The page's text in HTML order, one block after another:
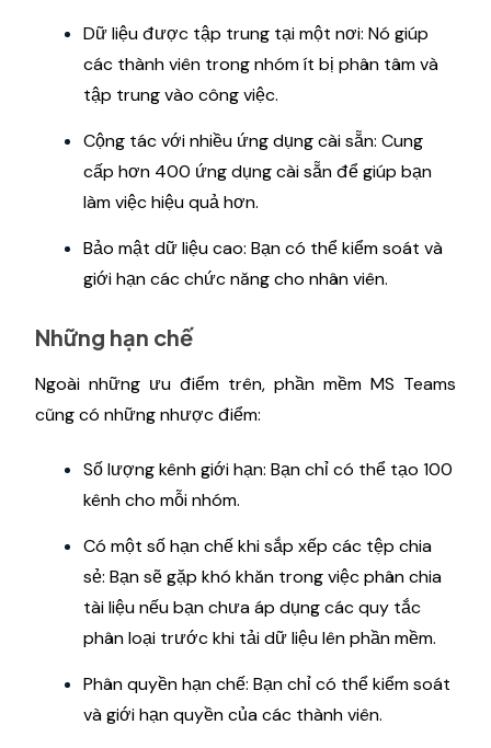
Dữ liệu được tập trung tại một nơi: Nó giúp
các thành viên trong nhóm ít bị phân tâm và
tập trung vào công việc.
Cộng tác với nhiều ứng dụng cài sẵn: Cung
cấp hơn 400 ứng dụng cài sẵn để giúp bạn
làm việc hiệu quả hơn.
Bảo mật dữ liệu cao: Bạn có thể kiểm soát và
giới hạn các chức năng cho nhân viên.
Những hạn chế
Ngoài những ưu điểm trên, phần mềm MS Teams
cũng có những nhược điểm:
Số lượng kênh giới hạn: Bạn chỉ có thể tạo 100
kênh cho mỗi nhóm.
Có một số hạn chế khi sắp xếp các tệp chia
sẻ: Bạn sẽ gặp khó khăn trong việc phân chia
tài liệu nếu bạn chưa áp dụng các quy tắc
phân loại trước khi tải dữ liệu lên phần mềm.
Phân quyền hạn chế: Bạn chỉ có thể kiểm soát
và giới hạn quyền của các thành viên.